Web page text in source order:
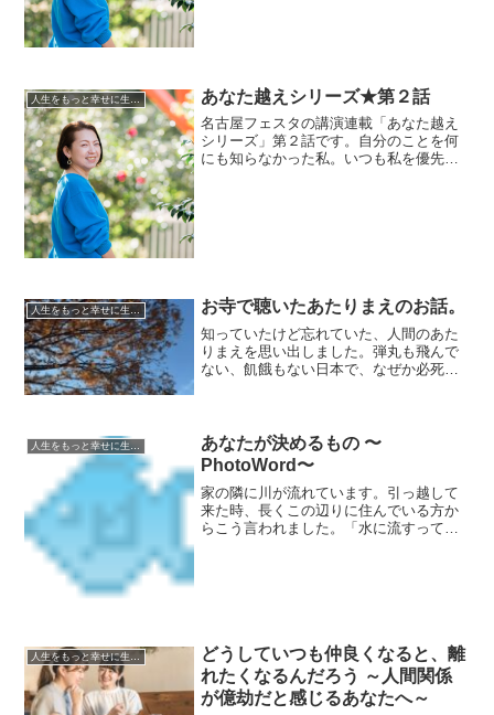
あなた越えシリーズ★第２話
名古屋フェスタの講演連載「あなた越え
シリーズ」第２話です。自分のことを何
にも知らなかった私。いつも私を優先さ
お寺で聴いたあたりまえのお話。
知っていたけど忘れていた、人間のあた
りまえを思い出しました。弾丸も飛んで
ない、飢餓もない日本で、なぜか必死に
人生をもっと幸せに生きるための
あなたが決めるもの 〜
PhotoWord〜
家の隣に川が流れています。引っ越して
来た時、長くこの辺りに住んでいる方か
らこう言われました。「水に流すってこ
人生をもっと幸せに生きるための
どうしていつも仲良くなると、離
れたくなるんだろう ～人間関係
が億劫だと感じるあなたへ～